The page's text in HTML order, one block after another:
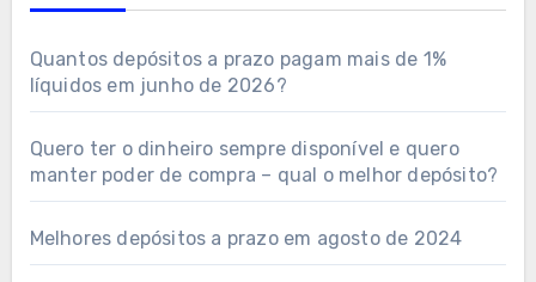
Quantos depósitos a prazo pagam mais de 1%
líquidos em junho de 2026?
Quero ter o dinheiro sempre disponível e quero
manter poder de compra – qual o melhor depósito?
Melhores depósitos a prazo em agosto de 2024